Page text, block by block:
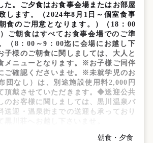
た。ご夕食はお食事会場またはお部屋
します。（2024年8月1日～個室食事
食のご用意となります。）（18：00
ご朝食はすべてお食事会場でのご準
（8：00～9：00迄に会場にお越し下
子様のご朝食に関しましては、大人と
メニューとなります。※お子様ご同伴
ご確認くださいませ。※未就学児のお
団なし）は、別途施設使用料2,000円
頂戴させていただきます。◆送迎公共
のお客様に関しましては、黒川温泉バ
送迎・温泉街までの送迎も承っており
朝食・夕食